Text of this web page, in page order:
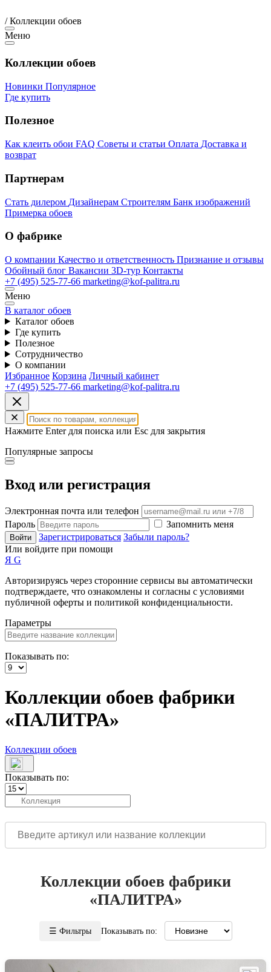
/Коллекции обоев
Меню
Коллекции обоев
Новинки Популярное
Где купить
Полезное
Как клеить обои FAQ Советы и статьи Оплата Доставка и
возврат
Партнерам
Стать дилером Дизайнерам Строителям Банк изображений
Примерка обоев
О фабрике
О компании Качество и ответственность Признание и отзывы
Обойный блог Вакансии 3D-тур Контакты
+7 (495) 525-77-66 marketing@kof-palitra.ru
Меню
В каталог обоев
Каталог обоев
Где купить
Полезное
Сотрудничество
О компании
Избранное Корзина Личный кабинет
+7 (495) 525-77-66 marketing@kof-palitra.ru
Нажмите Enter для поиска или Esc для закрытия
Популярные запросы
Вход или регистрация
Электронная почта или телефон
Пароль
Запомнить меня
Войти Зарегистрироваться Забыли пароль?
Или войдите при помощи
Я G
Авторизируясь через сторонние сервисы вы автоматически
подтверждаете, что ознакомлены и согласны с условиями
публичной оферты и политикой конфиденциальности.
Параметры
Показывать по:
Коллекции обоев фабрики
«ПАЛИТРА»
Коллекции обоев
Показывать по:
Коллекции обоев фабрики
«ПАЛИТРА»
☰ Фильтры Показывать по: